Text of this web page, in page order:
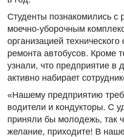
Студенты познакомились с
моечно-уборочным
организацией
ремонта автобусов. Кроме
узнали, что предприятие в
активно набирает
«Нашему предприятию
водители и кондукторы. С
приняли бы молодежь, так
желание, приходите! В